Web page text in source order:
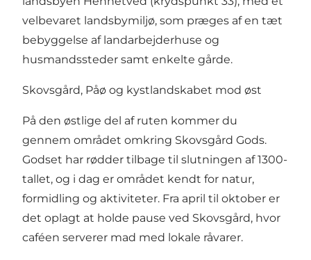
velbevaret landsbymiljø, som præges af en tæt
bebyggelse af landarbejderhuse og
husmandssteder samt enkelte gårde.
Skovsgård, Påø og kystlandskabet mod øst
På den østlige del af ruten kommer du
gennem området omkring Skovsgård Gods.
Godset har rødder tilbage til slutningen af 1300-
tallet, og i dag er området kendt for natur,
formidling og aktiviteter. Fra april til oktober er
det oplagt at holde pause ved Skovsgård, hvor
caféen serverer mad med lokale råvarer.